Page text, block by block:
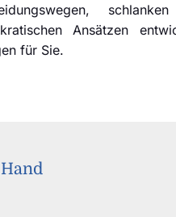
Ansätzen
für Sie.